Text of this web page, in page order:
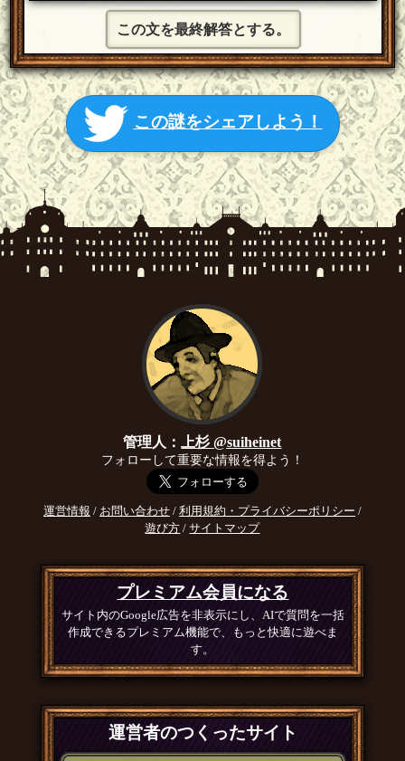
この文を最終解答とする。
この謎をシェアしよう！
管理人：上杉 @suiheinet
フォローして重要な情報を得よう！
運営情報 / お問い合わせ/ 利用規約・プライバシーポリシー /
遊び方 /サイトマップ
プレミアム会員になる
サイト内のGoogle広告を非表示にし、AIで質問を一括
作成できるプレミアム機能で、もっと快適に遊べま
す。
運営者のつくったサイト